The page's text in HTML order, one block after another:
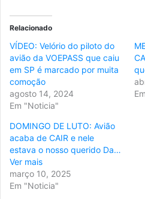
Relacionado
VÍDEO: Velório do piloto do
avião da VOEPASS que caiu
em SP é marcado por muita
comoção
agosto 14, 2024
Em "Noticia"
DOMINGO DE LUTO: Avião
acaba de CAIR e nele
estava o nosso querido Da…
Ver mais
março 10, 2025
Em "Noticia"